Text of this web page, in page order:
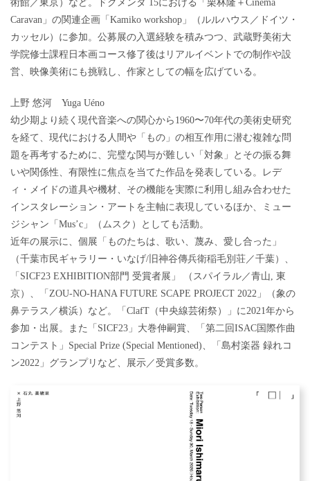
術館／東京）など。ドクメンタ 15における「栗林隆＋Cinema
Caravan」の関連企画「Kamiko workshop」（ルルハウス／ドイツ・
カッセル）に参加。公募展の入選経験を積みつつ、武蔵野美術大
学院修士課程日本画コース修了後はリアルイベントでの制作や設
営、映像美術にも挑戦し、作家としての幅を広げている。
上野 悠河 Yuga Uéno
幼少期より続く現代音楽への関心から1960〜70年代の美術史研究
を経て、現代における人間や「もの」の相互作用に潜む複雑な問
題を再考するために、完璧な関与が難しい「対象」とその振る舞
いや関係性、有限性に焦点を当てた作品を発表している。レデ
ィ・メイドの道具や機材、その機能を実際に利用し組み合わせた
インスタレーション・アートを主軸に表現しているほか、ミュー
ジシャン「Mus’c」（ムスク）としても活動。
近年の展示に、個展「ものたちは、歌い、蔑み、愛し合った」
（千葉市民ギャラリー・いなげ/旧神谷傳兵衛稲毛別荘／千葉）、
「SICF23 EXHIBITION部門 受賞者展」 （スパイラル／青山, 東
京）、「ZOU-NO-HANA FUTURE SCAPE PROJECT 2022」（象の
鼻テラス／横浜）など。「ClafT（中央線芸術祭）」に2021年から
参加・出展。また「SICF23」大巻伸嗣賞、「第二回ISAC国際作曲
コンテスト」Special Prize (Special Mentioned)、「島村楽器 録れコ
ン2022」グランプリなど、展示／受賞多数。